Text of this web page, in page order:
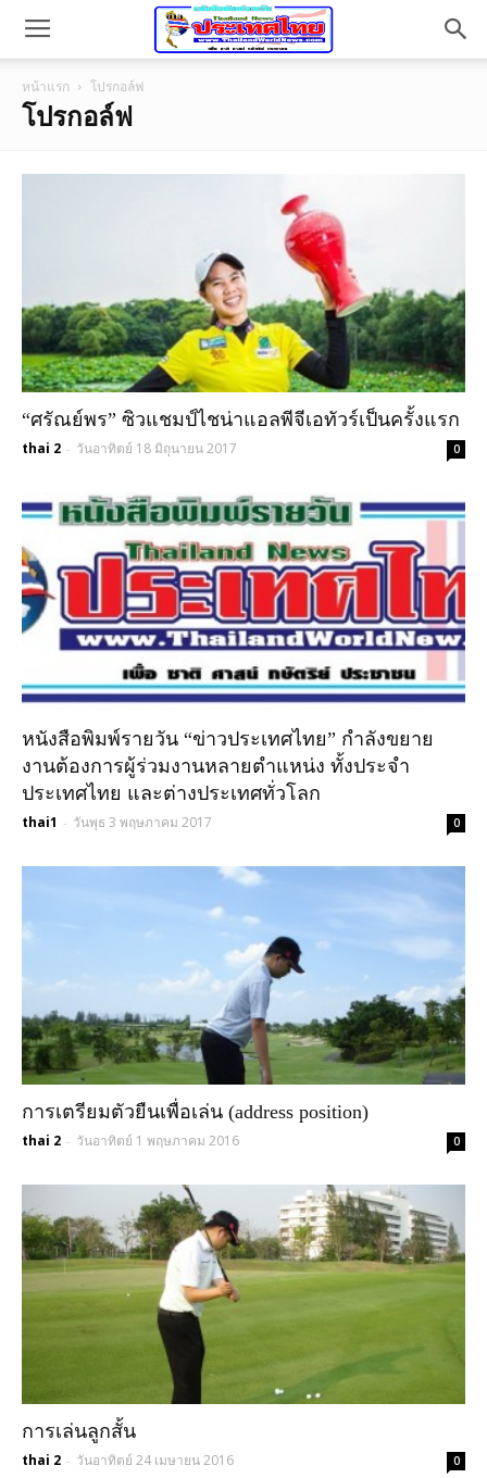
หน้าแรก โปรกอล์ฟ
โปรกอล์ฟ
“ศรัณย์พร” ซิวแชมป์ไชน่าแอลพีจีเอทัวร์เป็นครั้งแรก
thai 2 - วันอาทิตย์ 18 มิถุนายน 2017 0
หนังสือพิมพ์รายวัน “ข่าวประเทศไทย” กำลังขยาย
งานต้องการผู้ร่วมงานหลายตำแหน่ง ทั้งประจำ
ประเทศไทย และต่างประเทศทั่วโลก
thai1 - วันพุธ 3 พฤษภาคม 2017 0
การเตรียมตัวยืนเพื่อเล่น (address position)
thai 2 - วันอาทิตย์ 1 พฤษภาคม 2016 0
การเล่นลูกสั้น
thai 2 - วันอาทิตย์ 24 เมษายน 2016 0